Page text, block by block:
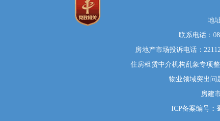
地
联系电话：
房地产市场投诉电话：
住房租赁中介机构乱象专项
物业领域突出问
房建
ICP备案编号：